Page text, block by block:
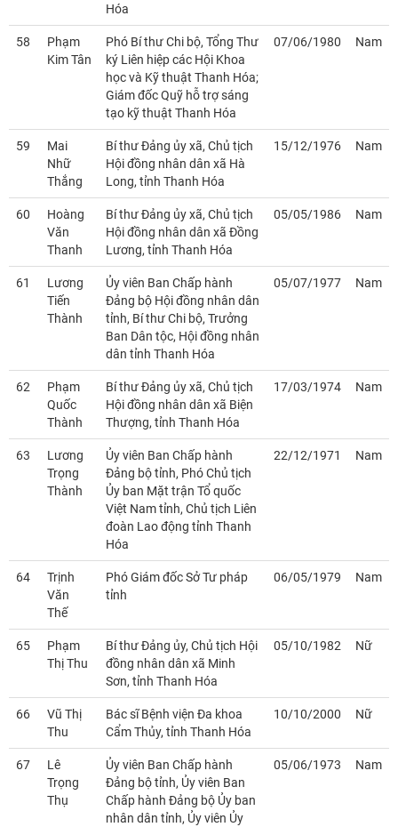
Hóa
58
Phạm
Kim Tân
Phó Bí thư Chi bộ, Tổng Thư
ký Liên hiệp các Hội Khoa
học và Kỹ thuật Thanh Hóa;
Giám đốc Quỹ hỗ trợ sáng
tạo kỹ thuật Thanh Hóa
07/06/1980 Nam
59
Mai
Nhữ
Thắng
Bí thư Đảng ủy xã, Chủ tịch
Hội đồng nhân dân xã Hà
Long, tỉnh Thanh Hóa
15/12/1976 Nam
60
Hoàng
Văn
Thanh
Bí thư Đảng ủy xã, Chủ tịch
Hội đồng nhân dân xã Đồng
Lương, tỉnh Thanh Hóa
05/05/1986 Nam
61
Lương
Tiến
Thành
Ủy viên Ban Chấp hành
Đảng bộ Hội đồng nhân dân
tỉnh, Bí thư Chi bộ, Trưởng
Ban Dân tộc, Hội đồng nhân
dân tỉnh Thanh Hóa
05/07/1977 Nam
62
Phạm
Quốc
Thành
Bí thư Đảng ủy xã, Chủ tịch
Hội đồng nhân dân xã Biện
Thượng, tỉnh Thanh Hóa
17/03/1974 Nam
63
Lương
Trọng
Thành
Ủy viên Ban Chấp hành
Đảng bộ tỉnh, Phó Chủ tịch
Ủy ban Mặt trận Tổ quốc
Việt Nam tỉnh, Chủ tịch Liên
đoàn Lao động tỉnh Thanh
Hóa
22/12/1971 Nam
64
Trịnh
Văn
Thế
Phó Giám đốc Sở Tư pháp
tỉnh
06/05/1979 Nam
65
Phạm
Thị Thu
Bí thư Đảng ủy, Chủ tịch Hội
đồng nhân dân xã Minh
Sơn, tỉnh Thanh Hóa
05/10/1982 Nữ
66
Vũ Thị
Thu
Bác sĩ Bệnh viện Đa khoa
Cẩm Thủy, tỉnh Thanh Hóa
10/10/2000 Nữ
67
Lê
Trọng
Thụ
Ủy viên Ban Chấp hành
Đảng bộ tỉnh, Ủy viên Ban
Chấp hành Đảng bộ Ủy ban
nhân dân tỉnh, Ủy viên Ủy
05/06/1973 Nam